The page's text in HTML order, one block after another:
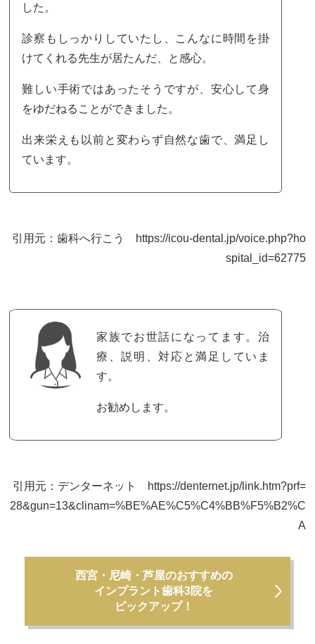
した。
診察もしっかりしていたし、こんなに時間を掛
けてくれる先生が居たんだ、と感心。
難しい手術ではあったそうですが、安心して身
をゆだねることができました。
出来栄えも以前と変わらず自然な歯で、満足し
ています。
引用元：歯科へ行こう https://icou-dental.jp/voice.php?ho
spital_id=62775
家族でお世話になってます。治
療、説明、対応と満足していま
す。
お勧めします。
引用元：デンターネット https://denternet.jp/link.htm?prf=
28&gun=13&clinam=%BE%AE%C5%C4%BB%F5%B2%C
A
西宮・尼崎・芦屋のおすすめの
インプラント歯科3院を
ピックアップ！